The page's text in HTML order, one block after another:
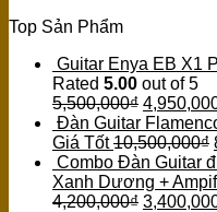
Top Sản Phẩm
Guitar Enya EB X1
Rated 5.00 out of 5
5,500,000₫
Đàn Guitar
Giá Tốt 10,500,000₫
Combo Đàn Guitar
Xanh Dương +
4,200,000₫